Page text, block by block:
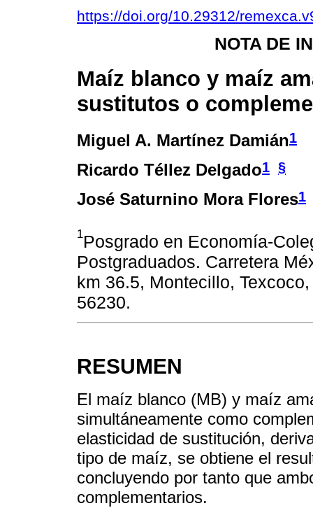
https://doi.org/10.29312/
NOTA DE
Maíz blanco y maíz
sustitutos o
Miguel A. Martínez Damián1
Ricardo Téllez Delgado1 §
José Saturnino Mora Flores1
1Posgrado en Economía-
Postgraduados. Carretera
km 36.5, Montecillo,
56230.
RESUMEN
El maíz blanco (MB) y maíz
simultáneamente como
elasticidad de sustitución,
tipo de maíz, se obtiene el
concluyendo por tanto que
complementarios.